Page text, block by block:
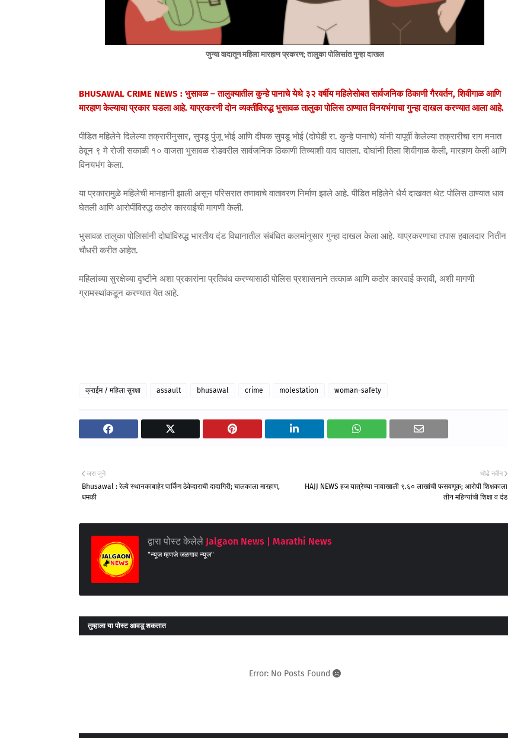
जुन्या वादातून महिला मारहाण प्रकरण; तालुका पोलिसांत गुन्हा दाखल
BHUSAWAL CRIME NEWS : भुसावळ – तालुक्यातील कुन्हे पानाचे येथे ३२ वर्षीय महिलेसोबत सार्वजनिक ठिकाणी गैरवर्तन, शिवीगाळ आणि
मारहाण केल्याचा प्रकार घडला आहे. याप्रकरणी दोन व्यक्तींविरुद्ध भुसावळ तालुका पोलिस ठाण्यात विनयभंगाचा गुन्हा दाखल करण्यात आला आहे.
पीडित महिलेने दिलेल्या तक्रारीनुसार, सुपडू पुंजू भोई आणि दीपक सुपडू भोई (दोघेही रा. कुन्हे पानाचे) यांनी यापूर्वी केलेल्या तक्रारीचा राग मनात
ठेवून ९ मे रोजी सकाळी १० वाजता भुसावळ रोडवरील सार्वजनिक ठिकाणी तिच्याशी वाद घातला. दोघांनी तिला शिवीगाळ केली, मारहाण केली आणि
विनयभंग केला.
या प्रकारामुळे महिलेची मानहानी झाली असून परिसरात तणावाचे वातावरण निर्माण झाले आहे. पीडित महिलेने धैर्य दाखवत थेट पोलिस ठाण्यात धाव
घेतली आणि आरोपींविरुद्ध कठोर कारवाईची मागणी केली.
भुसावळ तालुका पोलिसांनी दोघांविरुद्ध भारतीय दंड विधानातील संबंधित कलमांनुसार गुन्हा दाखल केला आहे. याप्रकरणाचा तपास हवालदार नितीन
चौधरी करीत आहेत.
महिलांच्या सुरक्षेच्या दृष्टीने अशा प्रकारांना प्रतिबंध करण्यासाठी पोलिस प्रशासनाने तत्काळ आणि कठोर कारवाई करावी, अशी मागणी
ग्रामस्थांकडून करण्यात येत आहे.
क्राईम / महिला सुरक्षा assault bhusawal crime molestation woman-safety
थोडे नवीन
HAJJ NEWS हज यात्रेच्या नावाखाली ९.६० लाखांची फसवणूक; आरोपी शिक्षकाला
तीन महिन्यांची शिक्षा व दंड
जरा जुने
Bhusawal : रेल्वे स्थानकाबाहेर पार्किंग ठेकेदाराची दादागिरी; चालकाला मारहाण,
धमकी
द्वारा पोस्ट केलेले Jalgaon News | Marathi News
"न्यूज म्हणजे जळगाव न्यूज"
तुम्‍हाला या पोस्‍ट आवडू शकतात
Error: No Posts Found